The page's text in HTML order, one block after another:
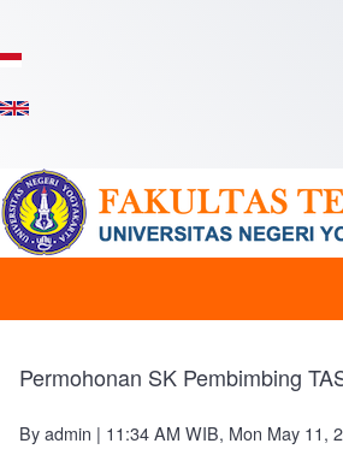
navigation
Permohonan SK Pembimbing
Byadmin | 11:34 AM WIB, Mon May 11,